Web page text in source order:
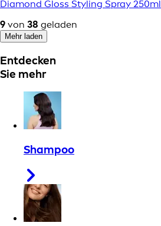
Diamond Gloss Styling Spray 250ml
9 von 38 geladen
Mehr laden
Entdecken
Sie mehr
Shampoo